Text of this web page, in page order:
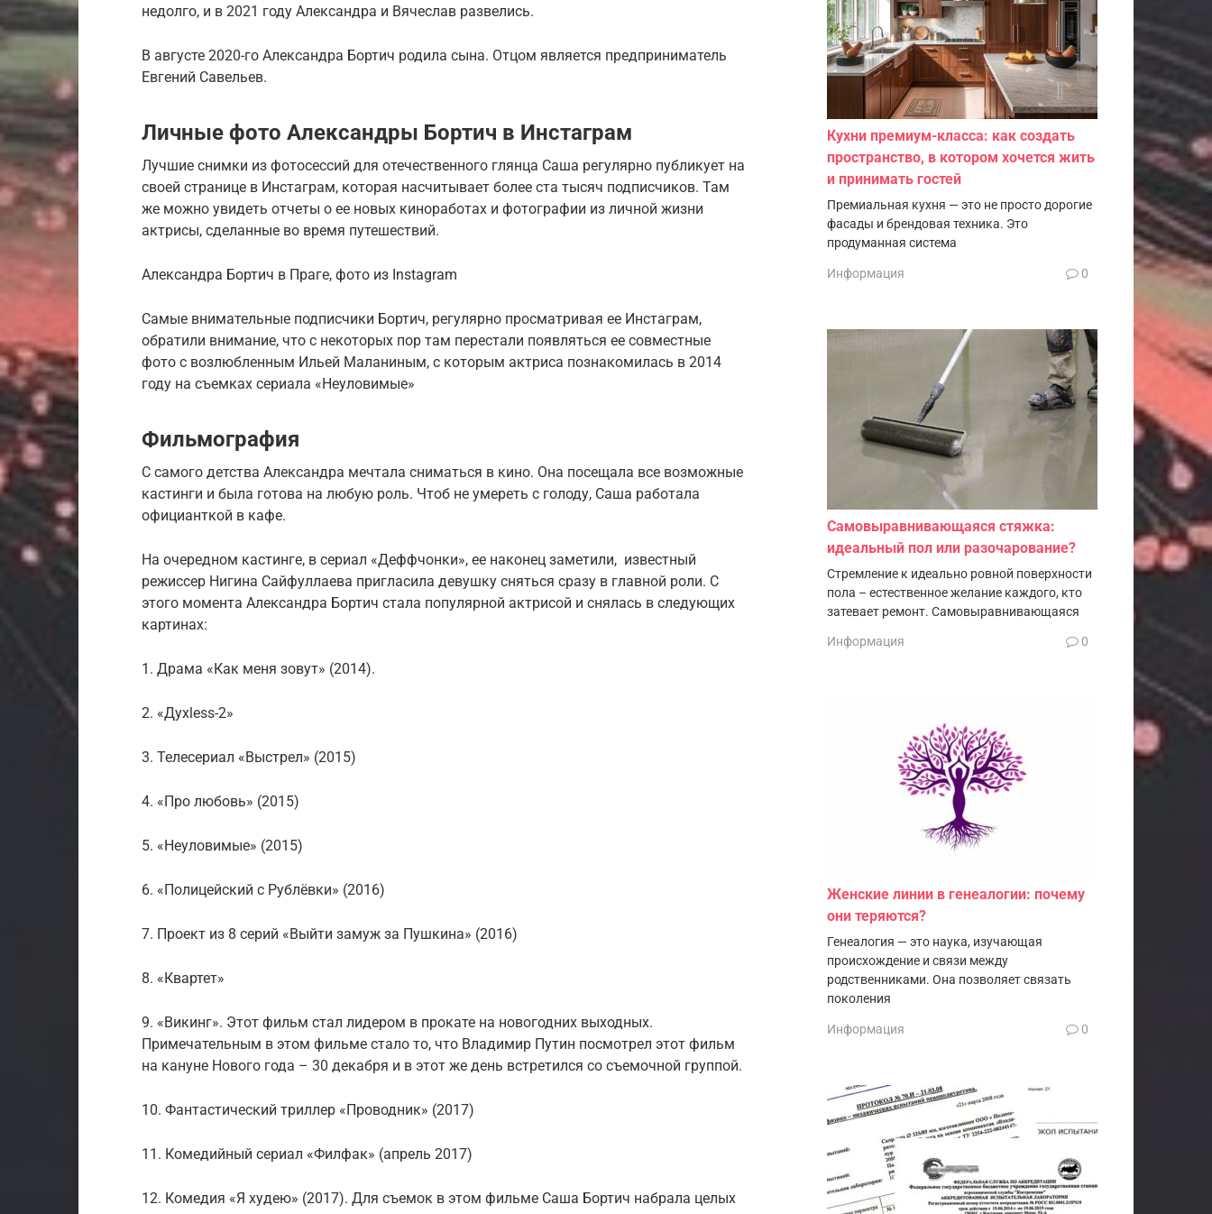
недолго, и в 2021 году Александра и Вячеслав развелись.
В августе 2020-го Александра Бортич родила сына. Отцом является предприниматель
Евгений Савельев.
Личные фото Александры Бортич в Инстаграм
Лучшие снимки из фотосессий для отечественного глянца Саша регулярно публикует на
своей странице в Инстаграм, которая насчитывает более ста тысяч подписчиков. Там
же можно увидеть отчеты о ее новых киноработах и фотографии из личной жизни
актрисы, сделанные во время путешествий.
Александра Бортич в Праге, фото из Instagram
Самые внимательные подписчики Бортич, регулярно просматривая ее Инстаграм,
обратили внимание, что с некоторых пор там перестали появляться ее совместные
фото с возлюбленным Ильей Маланиным, с которым актриса познакомилась в 2014
году на съемках сериала «Неуловимые»
Фильмография
С самого детства Александра мечтала сниматься в кино. Она посещала все возможные
кастинги и была готова на любую роль. Чтоб не умереть с голоду, Саша работала
официанткой в кафе.
На очередном кастинге, в сериал «Деффчонки», ее наконец заметили, известный
режиссер Нигина Сайфуллаева пригласила девушку сняться сразу в главной роли. С
этого момента Александра Бортич стала популярной актрисой и снялась в следующих
картинах:
1. Драма «Как меня зовут» (2014).
2. «Духless-2»
3. Телесериал «Выстрел» (2015)
4. «Про любовь» (2015)
5. «Неуловимые» (2015)
6. «Полицейский с Рублёвки» (2016)
7. Проект из 8 серий «Выйти замуж за Пушкина» (2016)
8. «Квартет»
9. «Викинг». Этот фильм стал лидером в прокате на новогодних выходных.
Примечательным в этом фильме стало то, что Владимир Путин посмотрел этот фильм
на кануне Нового года – 30 декабря и в этот же день встретился со съемочной группой.
10. Фантастический триллер «Проводник» (2017)
11. Комедийный сериал «Филфак» (апрель 2017)
12. Комедия «Я худею» (2017). Для съемок в этом фильме Саша Бортич набрала целых
Кухни премиум-класса: как создать
пространство, в котором хочется жить
и принимать гостей
Премиальная кухня — это не просто дорогие
фасады и брендовая техника. Это
продуманная система
Информация 0
Самовыравнивающаяся стяжка:
идеальный пол или разочарование?
Стремление к идеально ровной поверхности
пола – естественное желание каждого, кто
затевает ремонт. Самовыравнивающаяся
Информация 0
Женские линии в генеалогии: почему
они теряются?
Генеалогия — это наука, изучающая
происхождение и связи между
родственниками. Она позволяет связать
поколения
Информация 0